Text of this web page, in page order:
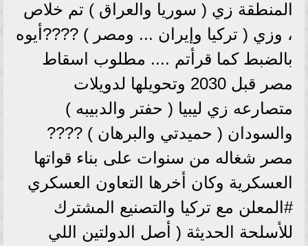
المنطقة زي ( سوريا والعراق ) تم خلاص
، وزي ( تركيا وإيران ... ومصر ) ????أيوه
بالضبط كما قرأتم .... مطلوب اسقاط
مصر قبل 2030 وتحويلها لدويلات
متصارعه زي ليبيا ( حفتر والدبيبه )
والسودان ( حميدتي والبرهان ) ????
مصر شغاله من سنوات على بناء قواتها
العسكرية وكان أخرها التعاون العسكري
#المعلن مع تركيا والتصنيع المشترك
للأسلحة الحديثة ( أصل الدولتين اللي